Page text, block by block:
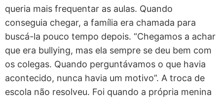
queria mais frequentar as aulas. Quando
conseguia chegar, a família era chamada para
buscá-la pouco tempo depois. “Chegamos a achar
que era bullying, mas ela sempre se deu bem com
os colegas. Quando perguntávamos o que havia
acontecido, nunca havia um motivo”. A troca de
escola não resolveu. Foi quando a própria menina